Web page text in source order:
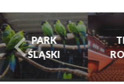
PARK
ŚLĄSKI